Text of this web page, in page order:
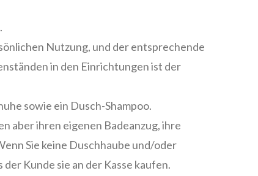
Nutzung, und der entsprechende
in den Einrichtungen ist der
sowie ein Dusch-Shampoo.
aber ihren eigenen Badeanzug, ihre
Sie keine Duschhaube und/oder
Kunde sie an der Kasse kaufen.